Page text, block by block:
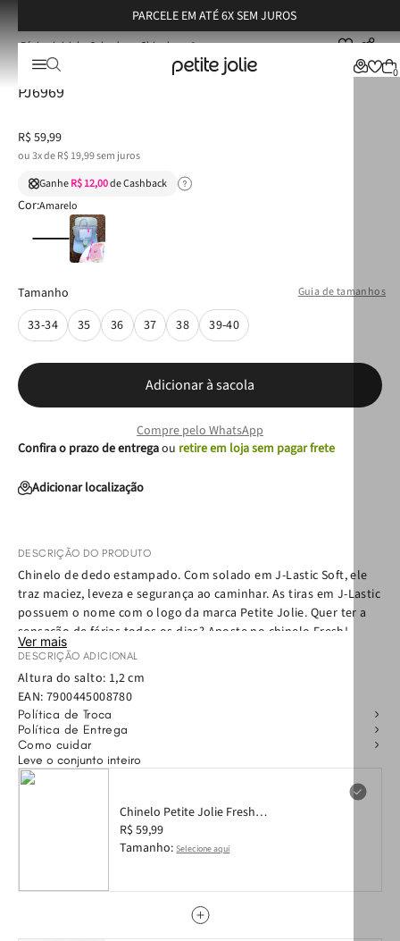
PARCELE EM ATÉ 6X SEM JUROS
0
Calçados Chinelos Chinelo Petite Jolie Fresh Translúcido/Brasil 2 PJ6969
Chinelo Petite Jolie Fresh Translúcido/Brasil 2
PJ6969
R$ 59,99
ou3x deR$ 19,99sem juros
GanheR$ 12,00de Cashback
Cor:Amarelo
Guia de tamanhos
Tamanho
33-34
35 36 37 38 39-40
Adicionar à sacola
Compre pelo WhatsApp
Confira o prazo de entregaou retire em loja sem pagar frete
Adicionar localização
DESCRIÇÃO DO PRODUTO
Chinelo de dedo estampado. Com solado em J-Lastic Soft, ele
traz maciez, leveza e segurança ao caminhar. As tiras em J-Lastic
possuem o nome com o logo da marca Petite Jolie. Quer ter a
sensação de férias todos os dias? Aposte no chinelo Fresh!
Confortável e prático, esse chinelo será a sua nova companhia
do verão: vai bem com a praia, com look all jeans, com rolê com
os amigos e todos os seus momentos!
Ver mais
DESCRIÇÃO ADICIONAL
Altura do salto: 1,2 cm
EAN: 7900445008780
Política de Troca
Política de Entrega
Como cuidar
Leve o conjunto inteiro
Chinelo Petite Jolie Fresh
Translúcido/Brasil 2 PJ6969 33-34
R$ 59,99
Tamanho: Selecione aqui